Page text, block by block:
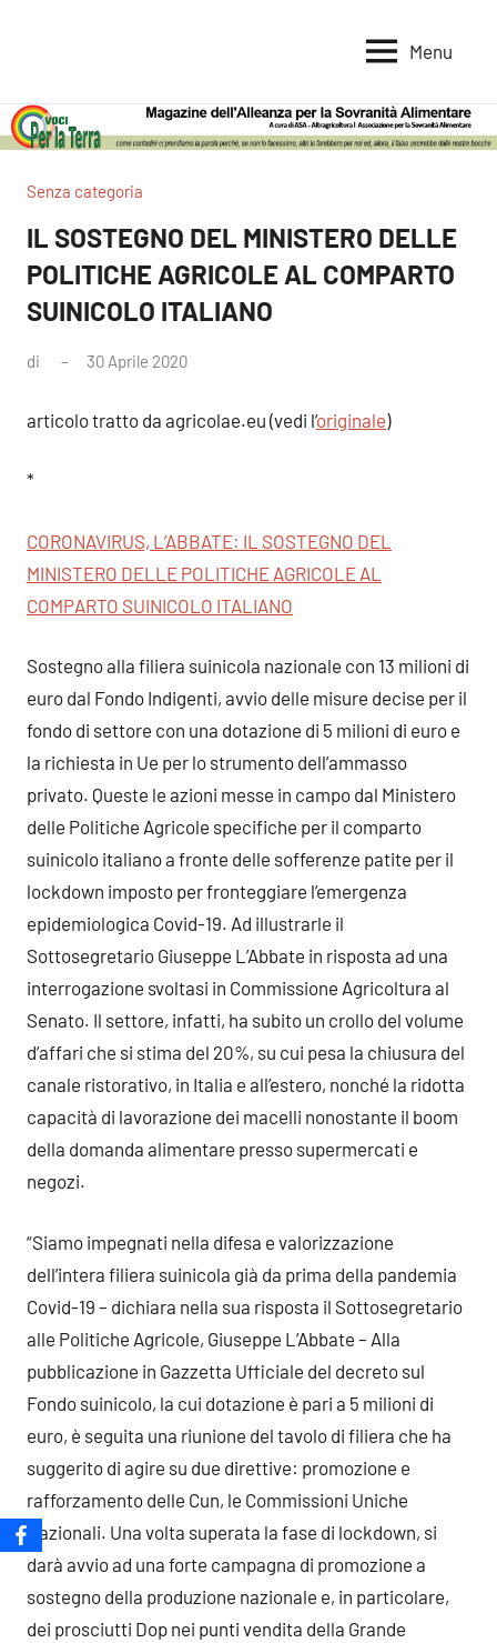
per
la
Terra
per
la
Alimentare
Menu
Senza categoria
IL SOSTEGNO DEL MINISTERO DELLE
POLITICHE AGRICOLE AL COMPARTO
SUINICOLO ITALIANO
di 30 Aprile 2020
articolo tratto da agricolae.eu (vedi l’originale)
*
CORONAVIRUS, L’ABBATE: IL SOSTEGNO DEL
MINISTERO DELLE POLITICHE AGRICOLE AL
COMPARTO SUINICOLO ITALIANO
Sostegno alla filiera suinicola nazionale con 13 milioni di
euro dal Fondo Indigenti, avvio delle misure decise per il
fondo di settore con una dotazione di 5 milioni di euro e
la richiesta in Ue per lo strumento dell’ammasso
privato. Queste le azioni messe in campo dal Ministero
delle Politiche Agricole specifiche per il comparto
suinicolo italiano a fronte delle sofferenze patite per il
lockdown imposto per fronteggiare l’emergenza
epidemiologica Covid-19. Ad illustrarle il
Sottosegretario Giuseppe L’Abbate in risposta ad una
interrogazione svoltasi in Commissione Agricoltura al
Senato. Il settore, infatti, ha subito un crollo del volume
d’affari che si stima del 20%, su cui pesa la chiusura del
canale ristorativo, in Italia e all’estero, nonché la ridotta
capacità di lavorazione dei macelli nonostante il boom
della domanda alimentare presso supermercati e
negozi.
“Siamo impegnati nella difesa e valorizzazione
dell’intera filiera suinicola già da prima della pandemia
Covid-19 – dichiara nella sua risposta il Sottosegretario
alle Politiche Agricole, Giuseppe L’Abbate – Alla
pubblicazione in Gazzetta Ufficiale del decreto sul
Fondo suinicolo, la cui dotazione è pari a 5 milioni di
euro, è seguita una riunione del tavolo di filiera che ha
suggerito di agire su due direttive: promozione e
rafforzamento delle Cun, le Commissioni Uniche
Nazionali. Una volta superata la fase di lockdown, si
darà avvio ad una forte campagna di promozione a
sostegno della produzione nazionale e, in particolare,
dei prosciutti Dop nei punti vendita della Grande